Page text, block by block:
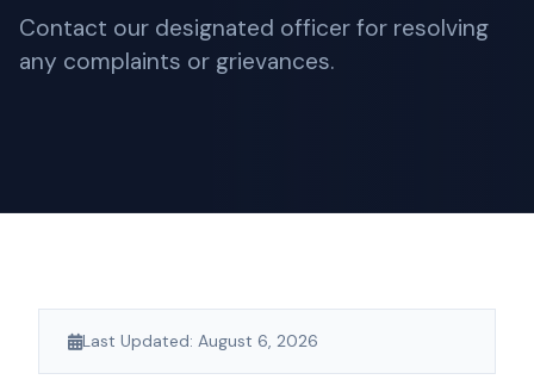
Contact our designated officer for resolving
any complaints or grievances.
Last Updated: August 6, 2026